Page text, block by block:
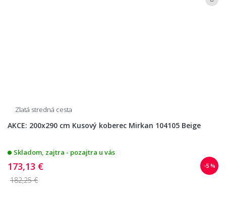
Zlatá stredná cesta
AKCE: 200x290 cm Kusový koberec Mirkan 104105 Beige
Skladom, zajtra - pozajtra u vás
-5 %
173,13 €
182,25 €